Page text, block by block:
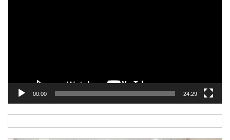
00:00 24:29